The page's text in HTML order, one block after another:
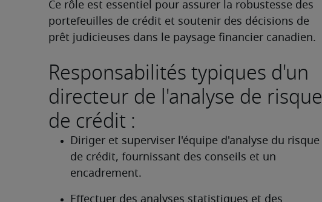
Ce rôle est essentiel pour assurer la robustesse des
portefeuilles de crédit et soutenir des décisions de
prêt judicieuses dans le paysage financier canadien.
Responsabilités typiques d'un
directeur de l'analyse de risque
de crédit :
Diriger et superviser l'équipe d'analyse du risque
de crédit, fournissant des conseils et un
encadrement.
Effectuer des analyses statistiques et des